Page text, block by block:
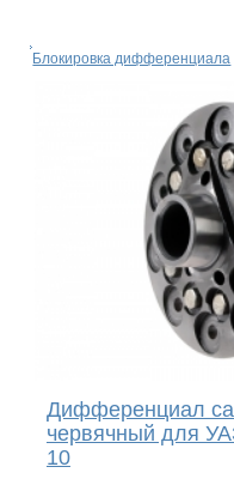
Блокировка дифференциала
Дифференциал
червячный для
10